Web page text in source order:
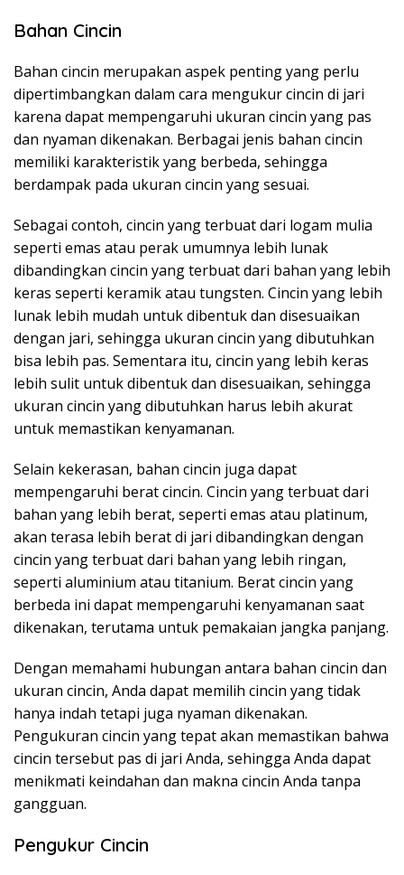
Bahan Cincin
Bahan cincin merupakan aspek penting yang perlu
dipertimbangkan dalam cara mengukur cincin di jari
karena dapat mempengaruhi ukuran cincin yang pas
dan nyaman dikenakan. Berbagai jenis bahan cincin
memiliki karakteristik yang berbeda, sehingga
berdampak pada ukuran cincin yang sesuai.
Sebagai contoh, cincin yang terbuat dari logam mulia
seperti emas atau perak umumnya lebih lunak
dibandingkan cincin yang terbuat dari bahan yang lebih
keras seperti keramik atau tungsten. Cincin yang lebih
lunak lebih mudah untuk dibentuk dan disesuaikan
dengan jari, sehingga ukuran cincin yang dibutuhkan
bisa lebih pas. Sementara itu, cincin yang lebih keras
lebih sulit untuk dibentuk dan disesuaikan, sehingga
ukuran cincin yang dibutuhkan harus lebih akurat
untuk memastikan kenyamanan.
Selain kekerasan, bahan cincin juga dapat
mempengaruhi berat cincin. Cincin yang terbuat dari
bahan yang lebih berat, seperti emas atau platinum,
akan terasa lebih berat di jari dibandingkan dengan
cincin yang terbuat dari bahan yang lebih ringan,
seperti aluminium atau titanium. Berat cincin yang
berbeda ini dapat mempengaruhi kenyamanan saat
dikenakan, terutama untuk pemakaian jangka panjang.
Dengan memahami hubungan antara bahan cincin dan
ukuran cincin, Anda dapat memilih cincin yang tidak
hanya indah tetapi juga nyaman dikenakan.
Pengukuran cincin yang tepat akan memastikan bahwa
cincin tersebut pas di jari Anda, sehingga Anda dapat
menikmati keindahan dan makna cincin Anda tanpa
gangguan.
Pengukur Cincin